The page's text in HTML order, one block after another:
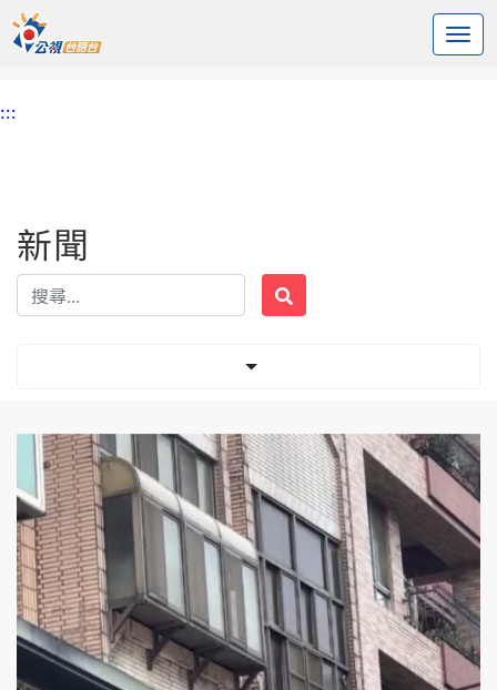
中央內容區塊
頭頁
:::
新聞